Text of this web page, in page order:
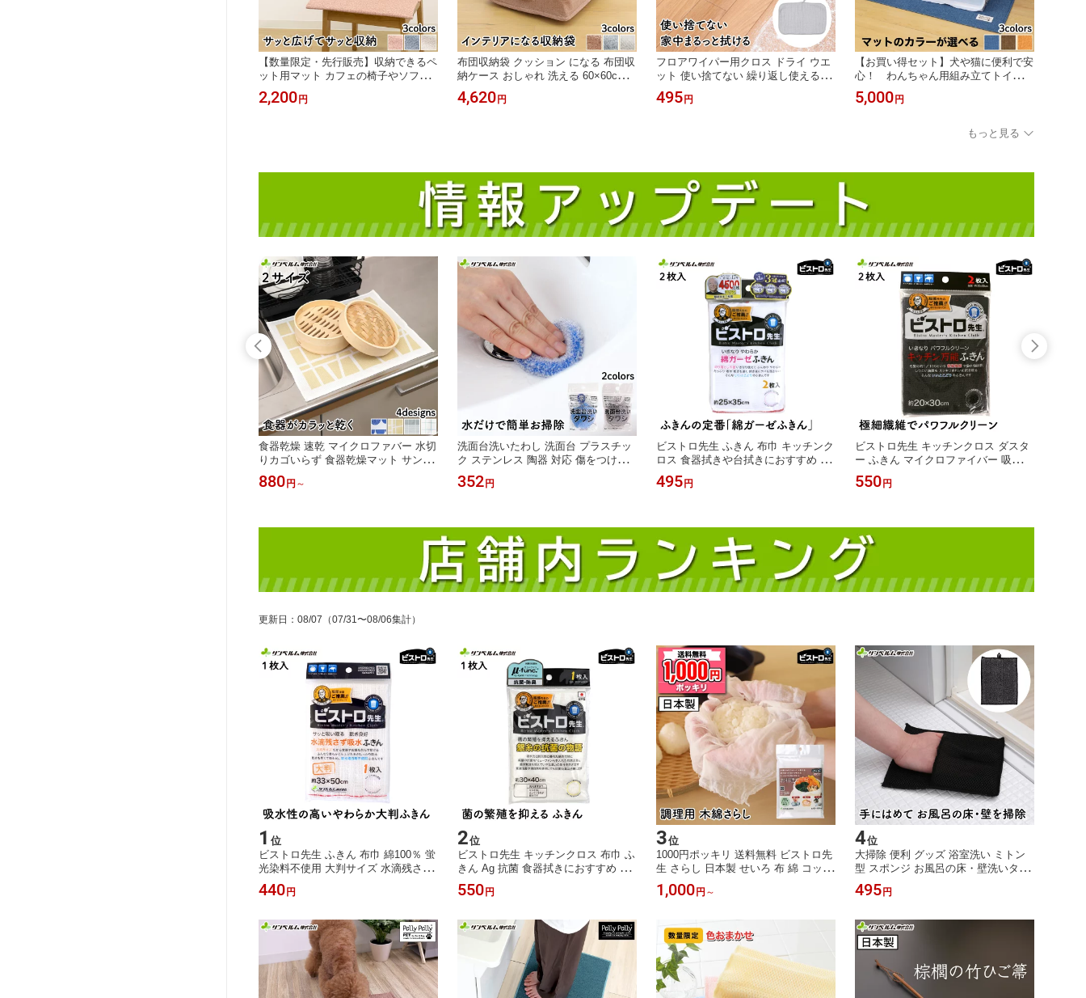
【数量限定・先行販売】収納できるペ
ット用マット カフェの椅子やソファ
に ピクニックや公園に お散歩に カー
トやバギーに 自動車のシートに イベ
2,200 円
布団収納袋 クッション になる 布団収
納ケース おしゃれ 洗える 60×60cm
スクエア 【サンベルム】 掛け布団 こ
たつ布団 羽毛布団 毛布 シングル 座
4,620 円
フロアワイパー用クロス ドライ ウエ
ット 使い捨てない 繰り返し使える 節
約＆エコ 家中まるっと床ピカクロス
サンベルム（SANBELM）
495 円
【お買い得セット】犬や猫に便利で安
心！ わんちゃん用組み立てトイレ×
1個、ペット用マット×1枚
5,000 円
もっと見る
食器乾燥 速乾 マイクロファバー 水切
りカゴいらず 食器乾燥マット サンベ
ルム（sanbelm)
880 円 ～
洗面台洗いたわし 洗面台 プラスチッ
ク ステンレス 陶器 対応 傷をつけず
に洗える 小さい スポンジ ブルー／グ
レー
352 円
ビストロ先生 ふきん 布巾 キッチンク
ロス 食器拭きや台拭きにおすすめ 綿
100％ 蛍光染料不使用 綿ガーゼふき
ん 2枚入 サンベルム
495 円
ビストロ先生 キッチンクロス ダスタ
ー ふきん マイクロファイバー 吸水性
がよく乾きが早い 汚れが目立ちにく
い黒色 キッチン万能ふきん 2枚入 サ
550 円
更新日 ： 08/07 （07/31〜08/06集計）
1 位
ビストロ先生 ふきん 布巾 綿100％ 蛍
光染料不使用 大判サイズ 水滴残さず
吸水ふきん サンベルム
440 円
2位
ビストロ先生 キッチンクロス 布巾 ふ
きん Ag 抗菌 食器拭きにおすすめ 綿1
00％ 蛍光染料不使用 銀糸の抗菌の物
語 サンベルム
550 円
3位
1000円ポッキリ 送料無料 ビストロ先
生 さらし 日本製 せいろ 布 綿 コット
ン 100％ 45×150cm 無蛍光 木綿晒 お
料理ガーゼ サンベルム(sanbelm)
1,000 円 ～
4位
大掃除 便利 グッズ 浴室洗い ミトン
型 スポンジ お風呂の床・壁洗いタワ
シ 076056 サンベルム（sanbelm)
495 円